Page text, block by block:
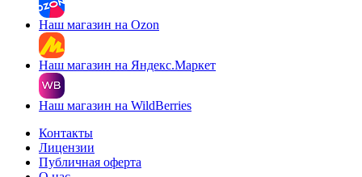
Наш магазин на Ozon
Наш магазин на Яндекс.Маркет
Наш магазин на WildBerries
Контакты
Лицензии
Публичная оферта